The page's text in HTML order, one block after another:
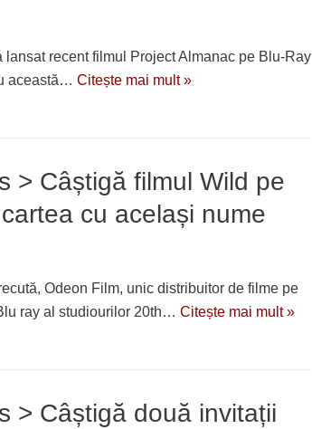
lansat recent filmul Project Almanac pe Blu-Ray
această… Citește mai mult »
> Câștigă filmul Wild pe
cu același nume
Odeon Film, unic distribuitor de filme pe
ray al studiourilor 20th… Citește mai mult »
> Câștigă două invitații